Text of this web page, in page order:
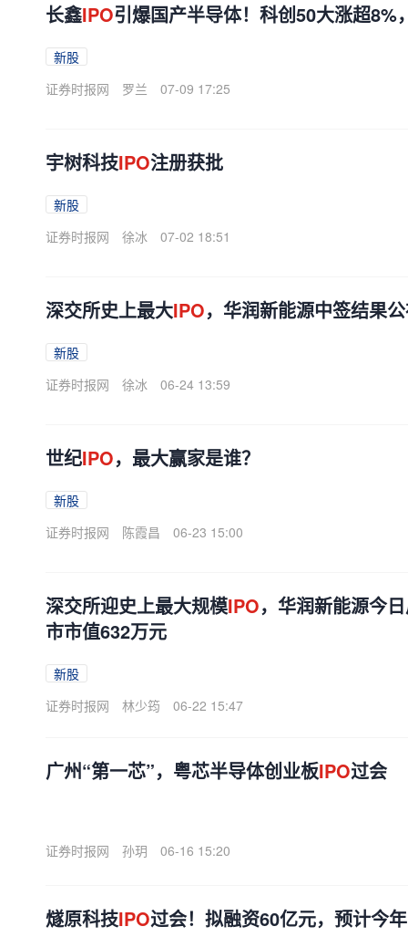
长鑫IPO引爆国产半导体！科创50大涨超8%
新股
证券时报网
罗兰 07-09 17:25
宇树科技IPO注册获批
新股
证券时报网
徐冰 07-02 18:51
深交所史上最大IPO，华润新能源中签结果
新股
证券时报网
徐冰 06-24 13:59
世纪IPO，最大赢家是谁？
新股
证券时报网
陈霞昌 06-23 15:00
深交所迎史上最大规模IPO，华润新能源今
市市值632万元
新股
证券时报网
林少筠 06-22 15:47
广州“第一芯”，粤芯半导体创业板IPO过会
证券时报网 孙玥 06-16 15:20
燧原科技IPO过会！拟融资60亿元，预计今